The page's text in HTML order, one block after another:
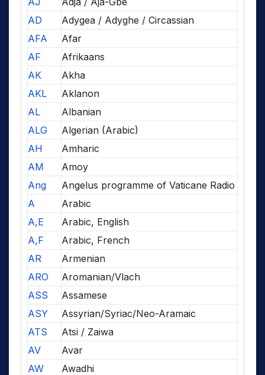
AD
Adygea / Adyghe / Circassian
AFA
Afar
AF
Afrikaans
AK
Akha
AKL
Aklanon
AL
Albanian
ALG
Algerian (Arabic)
AH
Amharic
AM
Amoy
Ang
Angelus programme of Vaticane Radio
A
Arabic
A,E
Arabic, English
A,F
Arabic, French
AR
Armenian
ARO
Aromanian/Vlach
ASS
Assamese
ASY
Assyrian/Syriac/Neo-Aramaic
ATS
Atsi / Zaiwa
AV
Avar
AW
Awadhi